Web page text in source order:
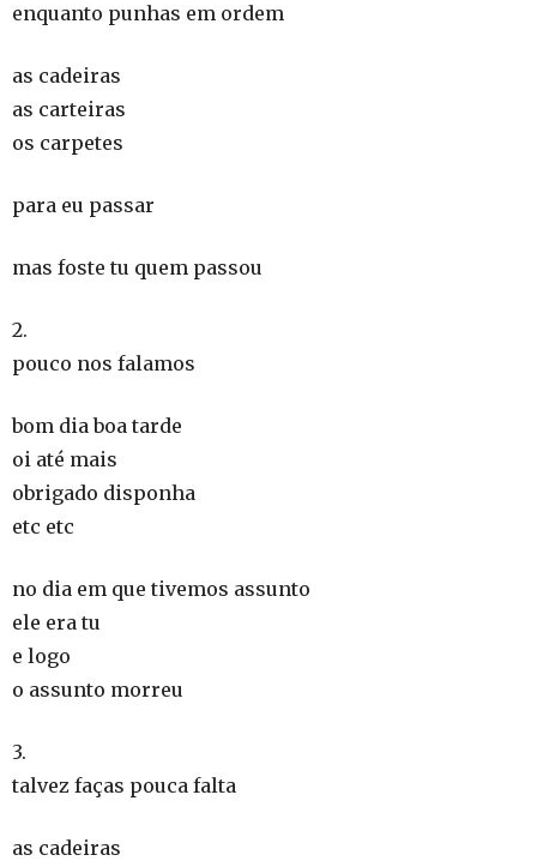
enquanto punhas em ordem
as cadeiras
as carteiras
os carpetes
para eu passar
mas foste tu quem passou
2.
pouco nos falamos
bom dia boa tarde
oi até mais
obrigado disponha
etc etc
no dia em que tivemos assunto
ele era tu
e logo
o assunto morreu
3.
talvez faças pouca falta
as cadeiras